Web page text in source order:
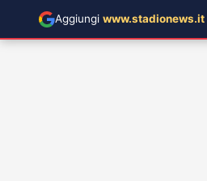
Aggiungi www.stadionews.it